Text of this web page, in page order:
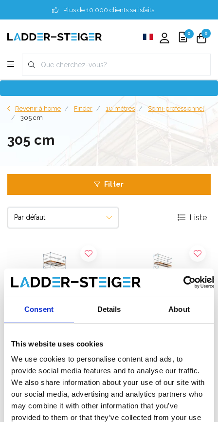
Consent Details About
This website uses cookies
We use cookies to personalise content and ads, to
provide social media features and to analyse our traffic.
We also share information about your use of our site with
our social media, advertising and analytics partners who
may combine it with other information that you’ve
provided to them or that they’ve collected from your use
Plus de 10 000 clients satisfaits
0 0
Revenir à home Finder 10 mètres
Semi-professionnel
305 cm
305 cm
Filter
Liste
ASC tour roulante
universelle 1,35 x 3,05
hauteur travail 10,2 m
€3.699,00 €4.584,63
ASC tour roulante
universelle 75 x 305
hauteur travail 10,2 m
€2.609,00 €3.235,82